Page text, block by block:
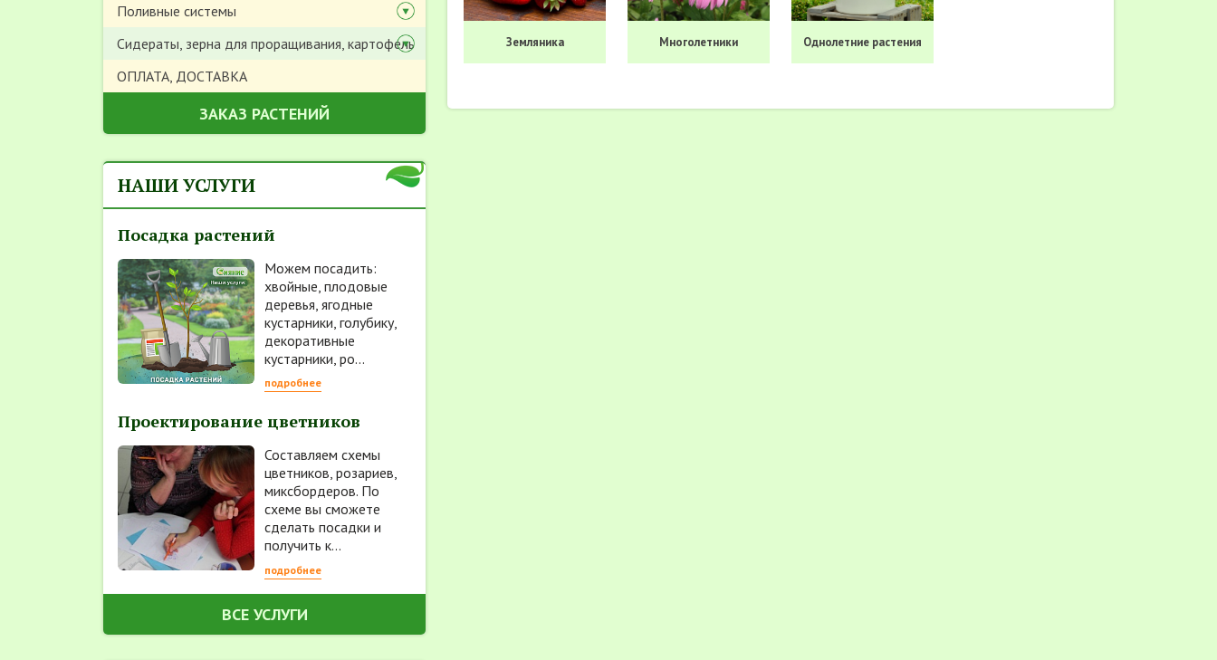
Поливные системы
Сидераты, зерна для проращивания, картофель
ОПЛАТА, ДОСТАВКА
ЗАКАЗ РАСТЕНИЙ
НАШИ УСЛУГИ
Посадка растений
Можем посадить:
хвойные, плодовые
деревья, ягодные
кустарники, голубику,
декоративные
кустарники, ро...
подробнее
Проектирование цветников
Составляем схемы
цветников, розариев,
миксбордеров. По
схеме вы сможете
сделать посадки и
получить к...
подробнее
ВСЕ УСЛУГИ
Земляника Многолетники Однолетние растения